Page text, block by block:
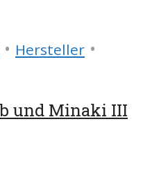
• Hersteller •
und Minaki III